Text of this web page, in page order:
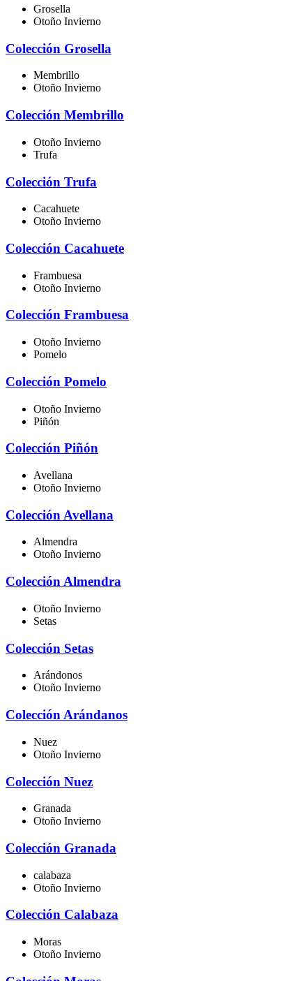
Grosella
Otoño Invierno
Colección Grosella
Membrillo
Otoño Invierno
Colección Membrillo
Otoño Invierno
Trufa
Colección Trufa
Cacahuete
Otoño Invierno
Colección Cacahuete
Frambuesa
Otoño Invierno
Colección Frambuesa
Otoño Invierno
Pomelo
Colección Pomelo
Otoño Invierno
Piñón
Colección Piñón
Avellana
Otoño Invierno
Colección Avellana
Almendra
Otoño Invierno
Colección Almendra
Otoño Invierno
Setas
Colección Setas
Arándonos
Otoño Invierno
Colección Arándanos
Nuez
Otoño Invierno
Colección Nuez
Granada
Otoño Invierno
Colección Granada
calabaza
Otoño Invierno
Colección Calabaza
Moras
Otoño Invierno